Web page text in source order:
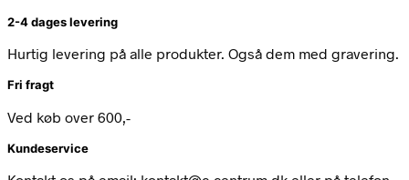
2-4 dages levering
Hurtig levering på alle produkter. Også dem med gravering.
Fri fragt
Ved køb over 600,-
Kundeservice